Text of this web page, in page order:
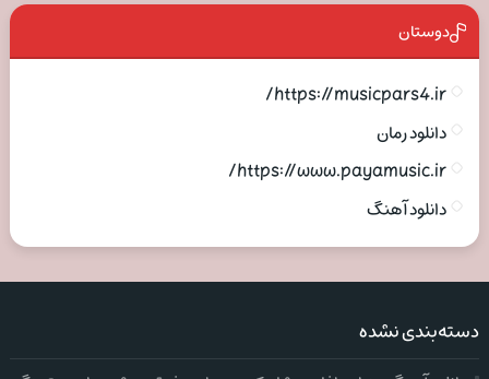
دوستان
https://musicpars4.ir/
دانلود رمان
https://www.payamusic.ir/
دانلود آهنگ
دسته‌بندی نشده